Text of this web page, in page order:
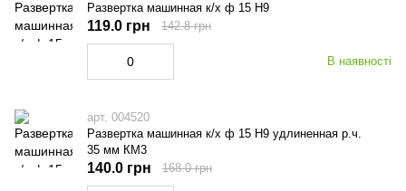
Развертка машинная к/х ф 15 Н9
В наявності
119.0 грн 142.8 грн
арт. 004520
Развертка машинная к/х ф 15 Н9 удлиненная р.ч.
35 мм КМ3
140.0 грн 168.0 грн